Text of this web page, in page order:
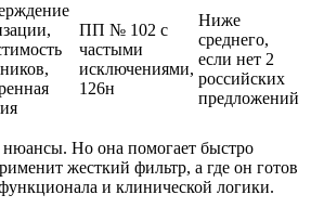
ПП № 102 с
частыми
исключениями,
126н
Ниже
среднего,
если нет 2
российских
предложений
нюансы. Но она помогает быстро
жесткий фильтр, а где он готов
и клинической логики.